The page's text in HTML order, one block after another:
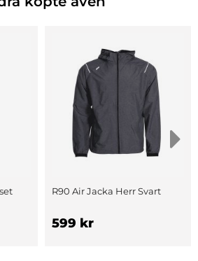
R90 Air Jacka Herr Svart
599 kr